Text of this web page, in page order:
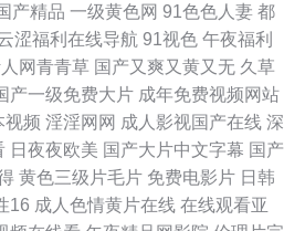
91怕怕 成人伊人网站 久草熟女 三级内射
撸 四虎永久蜜 91香蕉蜜桃 国产91黑丝 麻
蝌蚪 成人午夜剧场 久久国产精品三区 三级
四虎色色 91黄色电影院 豆花tv在线 老湿
产精品 一级黄色网 91色色人妻 都
涩福利在线导航 91视色 午夜福利
网青青草 国产又爽又黄又无 久草
产一级免费大片 成年免费视频网站
视频 淫淫网网 成人影视国产在线 深
日夜夜欧美 国产大片中文字幕 国产
黄色三级片毛片 免费电影片 日韩
16 成人色情黄片在线 在线观看亚